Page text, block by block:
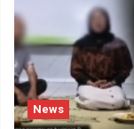
News